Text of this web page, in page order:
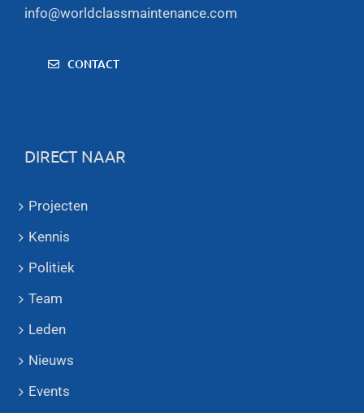
info@worldclassmaintenance.com
CONTACT
DIRECT NAAR
Projecten
Kennis
Politiek
Team
Leden
Nieuws
Events